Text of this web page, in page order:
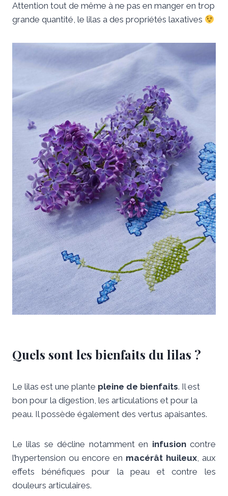
Attention tout de même à ne pas en manger en trop
grande quantité, le lilas a des propriétés laxatives
Quels sont les bienfaits du lilas ?
Le lilas est une plante pleine de bienfaits. Il est
bon pour la digestion, les articulations et pour la
peau. Il possède également des vertus apaisantes.
Le lilas se décline notamment en infusioncontre
l’hypertension ou encore en macérât huileux , aux
effets bénéfiques pour la peau et contre les
douleurs articulaires.